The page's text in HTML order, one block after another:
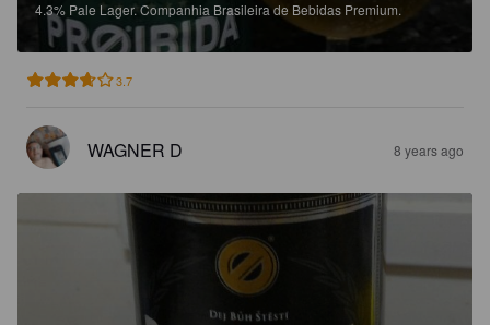
4.3% Pale Lager. Companhia Brasileira de Bebidas Premium.
3.7
WAGNER D 8 years ago